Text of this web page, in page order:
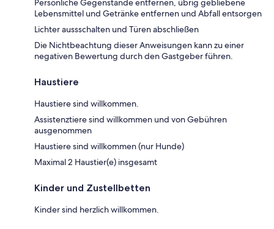
Persönliche Gegenstände entfernen, übrig gebliebene
Lebensmittel und Getränke entfernen und Abfall entsorgen
Lichter aussschalten und Türen abschließen
Die Nichtbeachtung dieser Anweisungen kann zu einer
negativen Bewertung durch den Gastgeber führen.
Haustiere
Haustiere sind willkommen.
Assistenztiere sind willkommen und von Gebühren
ausgenommen
Haustiere sind willkommen (nur Hunde)
Maximal 2 Haustier(e) insgesamt
Kinder und Zustellbetten
Kinder sind herzlich willkommen.